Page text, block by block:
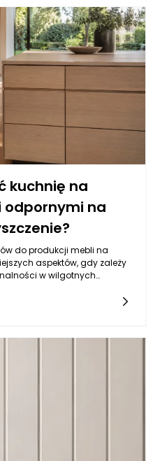
kuchnię na
na
do produkcji mebli na
aspektów, gdy zależy
w wilgotnych
aby materiał miał